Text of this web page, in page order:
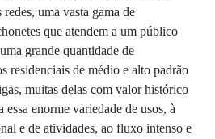
uma vasta gama de
que atendem a um público
grande quantidade de
residenciais de médio e alto padrão
muitas delas com valor histórico
enorme variedade de usos, à
e de atividades, ao fluxo intenso e